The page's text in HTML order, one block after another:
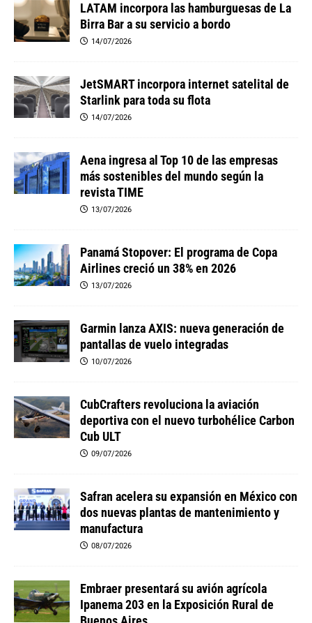
LATAM incorpora las hamburguesas de La
Birra Bar a su servicio a bordo
14/07/2026
JetSMART incorpora internet satelital de
Starlink para toda su flota
14/07/2026
Aena ingresa al Top 10 de las empresas
más sostenibles del mundo según la
revista TIME
13/07/2026
Panamá Stopover: El programa de Copa
Airlines creció un 38% en 2026
13/07/2026
Garmin lanza AXIS: nueva generación de
pantallas de vuelo integradas
10/07/2026
CubCrafters revoluciona la aviación
deportiva con el nuevo turbohélice Carbon
Cub ULT
09/07/2026
Safran acelera su expansión en México con
dos nuevas plantas de mantenimiento y
manufactura
08/07/2026
Embraer presentará su avión agrícola
Ipanema 203 en la Exposición Rural de